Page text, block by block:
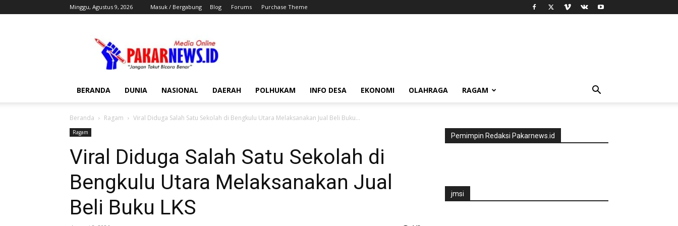
Minggu, Agustus 9, 2026 Masuk / Bergabung Blog Forums Purchase Theme
BERANDA DUNIA NASIONAL DAERAH POLHUKAM INFO DESA EKONOMI OLAHRAGA RAGAM
Beranda Ragam Viral Diduga Salah Satu Sekolah di Bengkulu Utara Melaksanakan Jual Beli Buku...
Ragam
Viral Diduga Salah Satu Sekolah di
Bengkulu Utara Melaksanakan Jual
Beli Buku LKS
Pemimpin Redaksi Pakarnews.id
jmsi